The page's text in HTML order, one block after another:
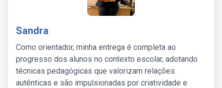
Sandra
Como orientador, minha entrega é completa ao
progresso dos alunos no contexto escolar, adotando
técnicas pedagógicas que valorizam relações
autênticas e são impulsionadas por criatividade e